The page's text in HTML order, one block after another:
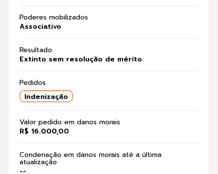
Poderes mobilizados
Associativo
Resultado
Extinto sem resolução de mérito
Pedidos
Indenização
Valor pedido em danos morais
R$ 16.000,00
Condenação em danos morais até a última
atualização
--